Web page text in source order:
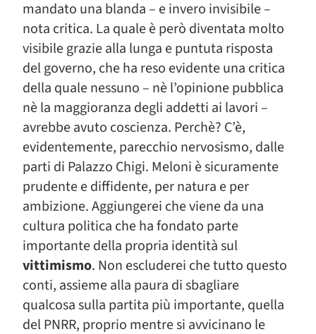
mandato una blanda – e invero invisibile –
nota critica. La quale è però diventata molto
visibile grazie alla lunga e puntuta risposta
del governo, che ha reso evidente una critica
della quale nessuno – nè l’opinione pubblica
nè la maggioranza degli addetti ai lavori –
avrebbe avuto coscienza. Perchè? C’è,
evidentemente, parecchio nervosismo, dalle
parti di Palazzo Chigi. Meloni è sicuramente
prudente e diffidente, per natura e per
ambizione. Aggiungerei che viene da una
cultura politica che ha fondato parte
importante della propria identità sul
vittimismo. Non escluderei che tutto questo
conti, assieme alla paura di sbagliare
qualcosa sulla partita più importante, quella
del PNRR, proprio mentre si avvicinano le